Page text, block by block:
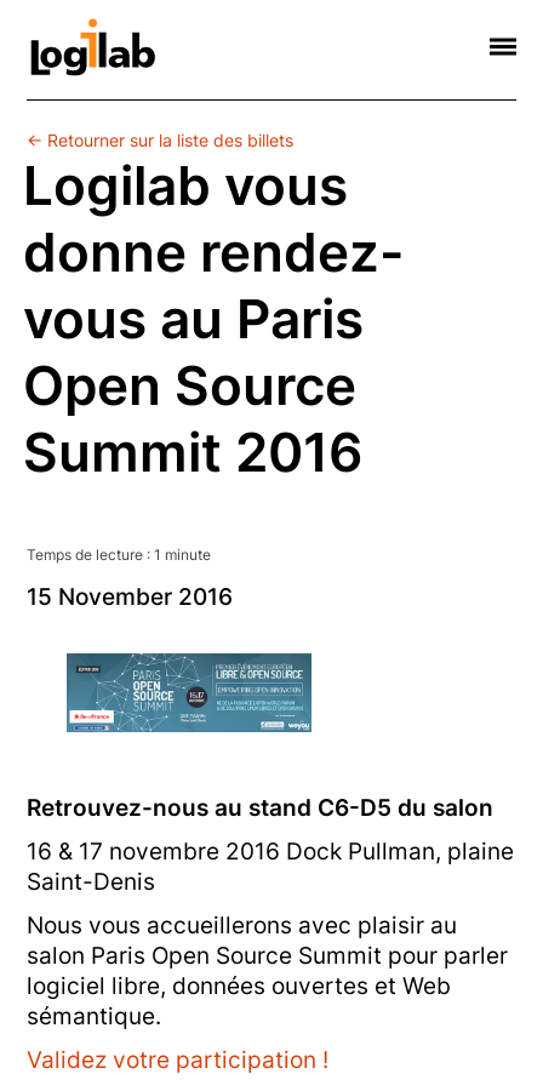
Société
Web Sémantique
Formations
Informatique Scientifique
Contact
← Retourner sur la liste des billets
Logilab vous
donne rendez-
vous au Paris
Open Source
Summit 2016
Temps de lecture : 1 minute
15 November 2016
Retrouvez-nous au stand C6-D5 du salon
16 & 17 novembre 2016 Dock Pullman, plaine
Saint-Denis
Nous vous accueillerons avec plaisir au
salon Paris Open Source Summit pour parler
logiciel libre, données ouvertes et Web
sémantique.
Validez votre participation !